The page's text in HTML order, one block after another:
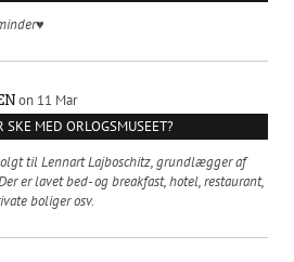
on 11 Mar
SKE MED ORLOGSMUSEET?
til Lennart Lajboschitz, grundlægger af
er lavet bed- og breakfast, hotel, restaurant,
boliger osv.